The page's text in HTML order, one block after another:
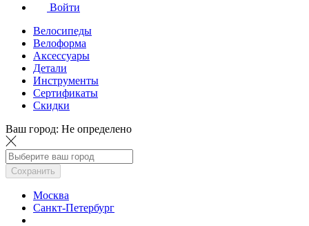
Войти
Велосипеды
Велоформа
Аксессуары
Детали
Инструменты
Сертификаты
Скидки
Ваш город: Не определено
Сохранить
Москва
Санкт-Петербург